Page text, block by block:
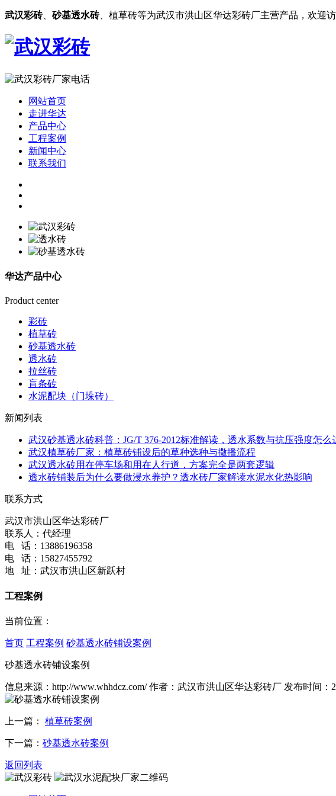
武汉彩砖、 砂基透水砖、植草砖等为武汉市洪山区华达彩砖厂主营产品，欢迎访
网站首页
走进华达
产品中心
工程案例
新闻中心
联系我们
华达产品中心
Product center
彩砖
植草砖
砂基透水砖
透水砖
拉丝砖
盲条砖
水泥配块（门垛砖）
新闻列表
武汉砂基透水砖科普：JG/T 376-2012标准解读，透水系数与抗压强度怎么
武汉植草砖厂家：植草砖铺设后的草种选种与撒播流程
武汉透水砖用在停车场和用在人行道，方案完全是两套逻辑
透水砖铺装后为什么要做浸水养护？透水砖厂家解读水泥水化热影响
联系方式
武汉市洪山区华达彩砖厂
联系人：代经理
电 话：13886196358
电 话：15827455792
地 址：武汉市洪山区新跃村
工程案例
当前位置：
首页 工程案例 砂基透水砖铺设案例
砂基透水砖铺设案例
信息来源：http://www.whhdcz.com/ 作者：武汉市洪山区华达彩砖厂 发布时间：
上一篇： 植草砖案例
下一篇： 砂基透水砖案例
返回列表